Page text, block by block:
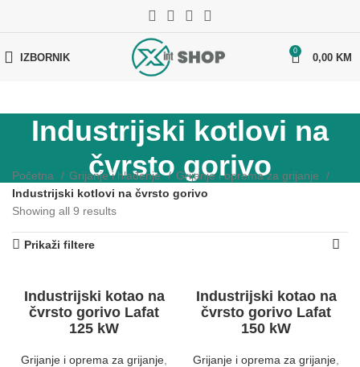
IZBORNIK
0
0,00 KM
Industrijski kotlovi na
čvrsto gorivo
Početna Grijanje i hlađenje
Grijanje i oprema za grijanje
Industrijski kotlovi na čvrsto gorivo
Showing all 9 results
Prikaži filtere
Industrijski kotao na
čvrsto gorivo Lafat
125 kW
Grijanje i oprema za grijanje
Industrijski kotao na
čvrsto gorivo Lafat
150 kW
Grijanje i oprema za grijanje